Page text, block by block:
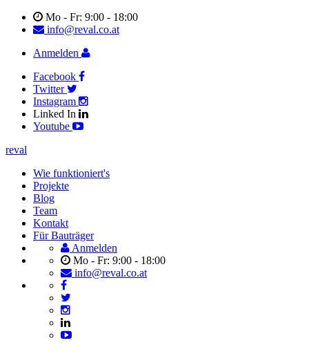
Mo - Fr: 9:00 - 18:00
info@reval.co.at
Anmelden
Facebook
Twitter
Instagram
Linked In
Youtube
reval
Wie funktioniert's
Projekte
Blog
Team
Kontakt
Für Bauträger
Anmelden
Mo - Fr: 9:00 - 18:00
info@reval.co.at